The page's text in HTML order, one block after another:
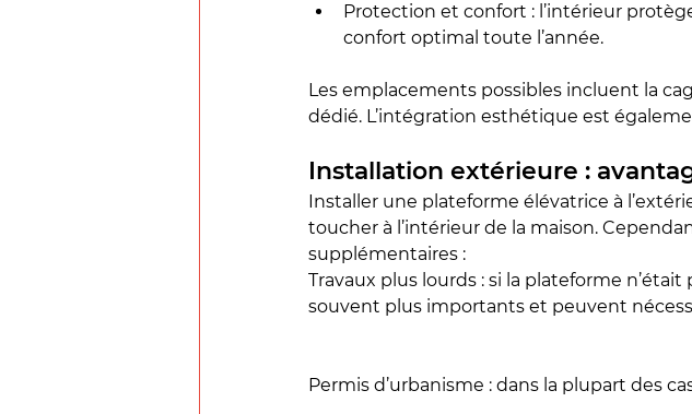
Protection et confort : l’intérieur
confort optimal toute l’année.
Les emplacements possibles incluent la
dédié. L’intégration esthétique est
Installation extérieure :
Installer une plateforme élévatrice à
toucher à l’intérieur de la maison.
supplémentaires :
Travaux plus lourds : si la plateforme
souvent plus importants et peuvent
Permis d’urbanisme : dans la plupart des